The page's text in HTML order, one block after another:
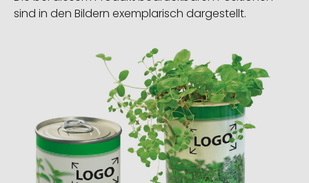
sind in den Bildern exemplarisch dargestellt.